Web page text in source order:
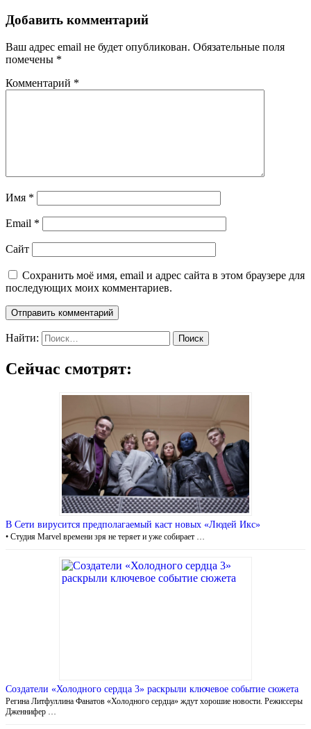
Добавить комментарий
Ваш адрес email не будет опубликован. Обязательные поля
помечены *
Комментарий *
Имя *
Email *
Сайт
Сохранить моё имя, email и адрес сайта в этом браузере для
последующих моих комментариев.
Найти:
Сейчас смотрят:
В Сети вирусится предполагаемый каст новых «Людей Икс»
• Студия Marvel времени зря не теряет и уже собирает …
Создатели «Холодного сердца 3» раскрыли ключевое событие сюжета
Регина Литфуллина Фанатов «Холодного сердца» ждут хорошие новости. Режиссеры
Дженнифер …